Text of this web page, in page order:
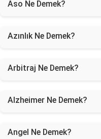
Aso Ne Demek?
Azınlık Ne Demek?
Arbitraj Ne Demek?
Alzheimer Ne Demek?
Angel Ne Demek?